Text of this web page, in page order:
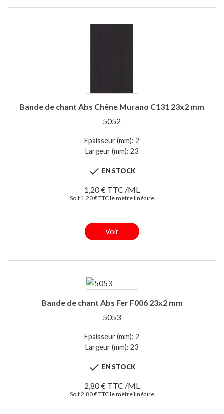
Bande de chant Abs Chêne Murano C131 23x2 mm
5052
Epaisseur (mm): 2
Largeur (mm): 23
 EN STOCK
1,20 € TTC /ML
Soit 1,20 € TTC le mètre linéaire
Voir
Bande de chant Abs Fer F006 23x2 mm
5053
Epaisseur (mm): 2
Largeur (mm): 23
 EN STOCK
2,80 € TTC /ML
Soit 2,80 € TTC le mètre linéaire